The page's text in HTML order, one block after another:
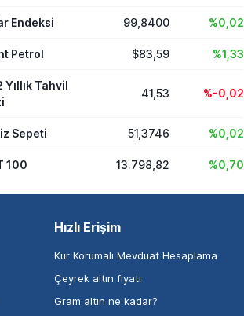
Endeksi 99,8400 %0,02
Petrol $83,59 %1,33
Yıllık Tahvil
41,53 %-0,02
Sepeti 51,3746 %0,02
100 13.798,82 %0,70
Hızlı Erişim
Kur Korumalı Mevduat Hesaplama
Çeyrek altın fiyatı
Gram altın ne kadar?